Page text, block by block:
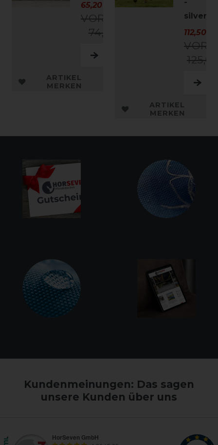
VORHER
74,95 €
65,20 € *
ARTIKEL
MERKEN
-
silver/
112,50 €
ARTIKEL
MERKEN
Kundenmeinungen: Das sagen
unsere Kunden über uns